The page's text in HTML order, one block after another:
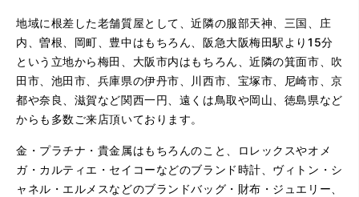
地域に根差した老舗質屋として、近隣の服部天神、三国、庄
内、曽根、岡町、豊中はもちろん、阪急大阪梅田駅より15分
という立地から梅田、大阪市内はもちろん、近隣の箕面市、吹
田市、池田市、兵庫県の伊丹市、川西市、宝塚市、尼崎市、京
都や奈良、滋賀など関西一円、遠くは鳥取や岡山、徳島県など
からも多数ご来店頂いております。
金・プラチナ・貴金属はもちろんのこと、ロレックスやオメ
ガ・カルティエ・セイコーなどのブランド時計、ヴィトン・シ
ャネル・エルメスなどのブランドバッグ・財布・ジュエリー、